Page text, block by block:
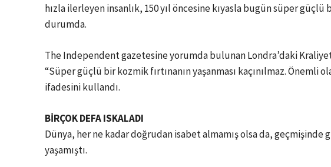
hızla ilerleyen insanlık, 150 yıl öncesine kıyasla bugün süper güçlü
durumda.
The Independent gazetesine yorumda bulunan Londra’daki
“Süper güçlü bir kozmik fırtınanın yaşanması kaçınılmaz. Önemli
ifadesini kullandı.
BİRÇOK DEFA ISKALADI
Dünya, her ne kadar doğrudan isabet almamış olsa da, geçmişinde
yaşamıştı.